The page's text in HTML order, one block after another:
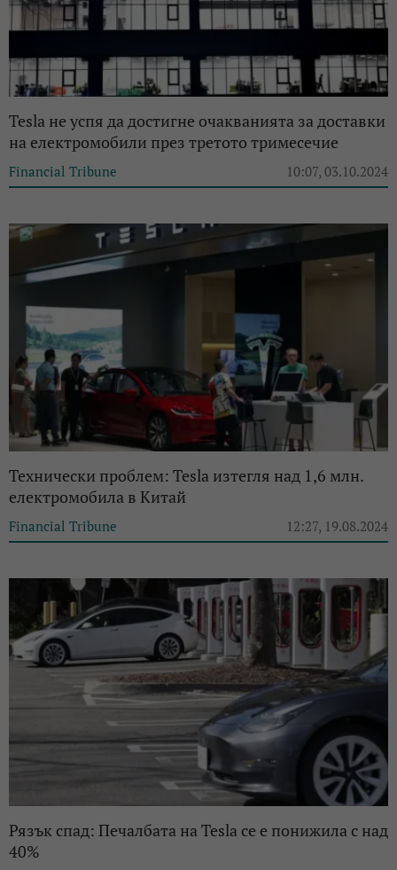
Tesla не успя да достигне очакванията за доставки
на електромобили през третото тримесечие
Financial Tribune 10:07, 03.10.2024
Технически проблем: Tesla изтегля над 1,6 млн.
електромобила в Китай
Financial Tribune 12:27, 19.08.2024
Рязък спад: Печалбата на Tesla се е понижила с над
40%